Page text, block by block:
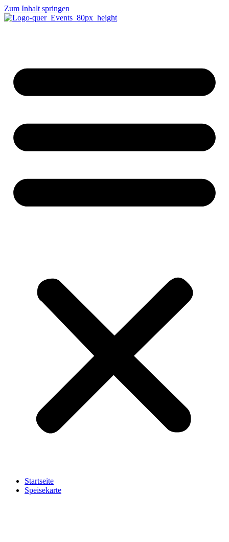
Zum Inhalt springen
Startseite
Speisekarte